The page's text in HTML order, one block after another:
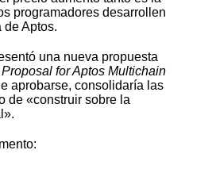
programadores desarrollen
de Aptos.
una nueva propuesta
for Aptos Multichain
aprobarse, consolidaría las
de «construir sobre la